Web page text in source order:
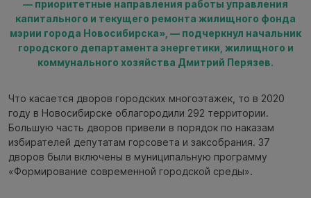
— приоритетные направления работы управления
капитального и текущего ремонта жилищного фонда
мэрии города Новосибирска», — подчеркнул начальник
городского департамента энергетики, жилищного и
коммунального хозяйства Дмитрий Перязев.
Что касается дворов городских многоэтажек, то в 2020
году в Новосибирске облагородили 292 территории.
Большую часть дворов привели в порядок по наказам
избирателей депутатам горсовета и заксобрания. 37
дворов были включены в муниципальную программу
«Формирование современной городской среды».